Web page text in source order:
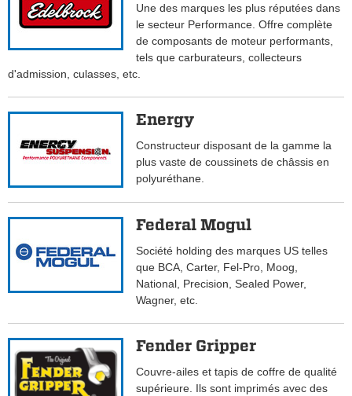
Une des marques les plus réputées dans
le secteur Performance. Offre complète
de composants de moteur performants,
tels que carburateurs, collecteurs
d'admission, culasses, etc.
Energy
Constructeur disposant de la gamme la
plus vaste de coussinets de châssis en
polyuréthane.
Federal Mogul
Société holding des marques US telles
que BCA, Carter, Fel-Pro, Moog,
National, Precision, Sealed Power,
Wagner, etc.
Fender Gripper
Couvre-ailes et tapis de coffre de qualité
supérieure. Ils sont imprimés avec des